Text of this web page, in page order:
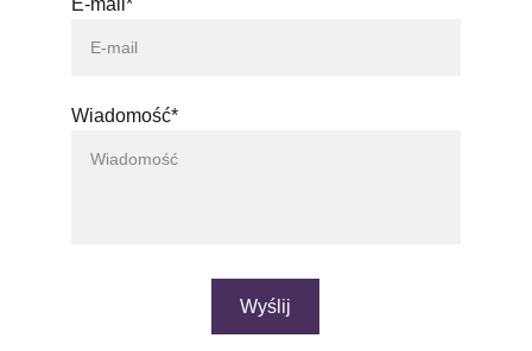
E-mail*
Wiadomość*
Wyślij